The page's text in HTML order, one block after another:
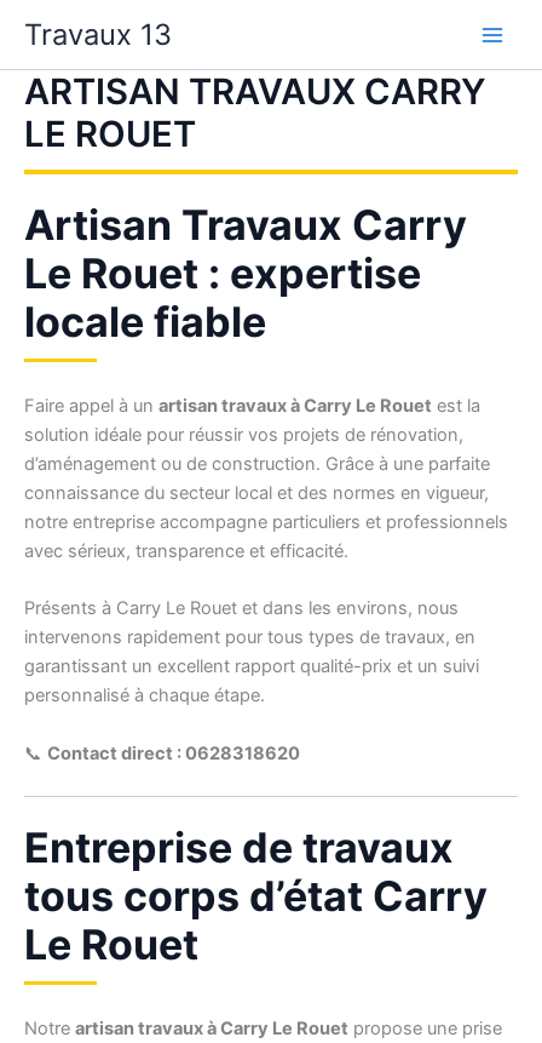
contenu
Travaux 13
ARTISAN TRAVAUX CARRY
LE ROUET
Artisan Travaux Carry
Le Rouet : expertise
locale fiable
Faire appel à un artisan travaux à Carry Le Rouet est la
solution idéale pour réussir vos projets de rénovation,
d’aménagement ou de construction. Grâce à une parfaite
connaissance du secteur local et des normes en vigueur,
notre entreprise accompagne particuliers et professionnels
avec sérieux, transparence et efficacité.
Présents à Carry Le Rouet et dans les environs, nous
intervenons rapidement pour tous types de travaux, en
garantissant un excellent rapport qualité-prix et un suivi
personnalisé à chaque étape.
📞 Contact direct : 0628318620
Entreprise de travaux
tous corps d’état Carry
Le Rouet
Notre artisan travaux à Carry Le Rouet propose une prise